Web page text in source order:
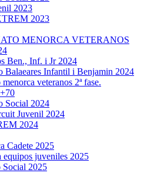
2023
2023
MENORCA VETERANOS
Ben., Inf. i Jr 2024
Balaeares Infantil i Benjamin 2024
veteranos 2ª fase.
Social 2024
Juvenil 2024
2024
Cadete 2025
equipos juveniles 2025
Social 2025